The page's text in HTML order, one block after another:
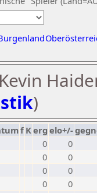
)
f Kerg elo+/-
0
0
0
0
0
0
0
0